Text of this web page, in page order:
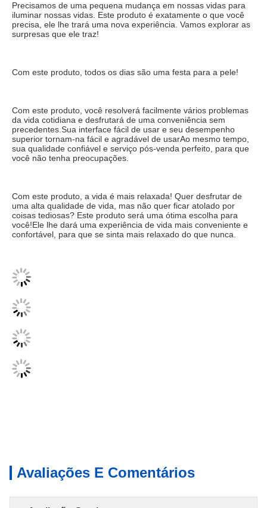
Precisamos de uma pequena mudança em nossas vidas para
iluminar nossas vidas. Este produto é exatamente o que você
precisa, ele lhe trará uma nova experiência. Vamos explorar as
surpresas que ele traz!
Com este produto, todos os dias são uma festa para a pele!
Com este produto, você resolverá facilmente vários problemas
da vida cotidiana e desfrutará de uma conveniência sem
precedentes.Sua interface fácil de usar e seu desempenho
superior tornam-na fácil e agradável de usarAo mesmo tempo,
sua qualidade confiável e serviço pós-venda perfeito, para que
você não tenha preocupações.
Com este produto, a vida é mais relaxada! Quer desfrutar de
uma alta qualidade de vida, mas não quer ficar atolado por
coisas tediosas? Este produto será uma ótima escolha para
você!Ele lhe dará uma experiência de vida mais conveniente e
confortável, para que se sinta mais relaxado do que nunca.
Avaliações E Comentários